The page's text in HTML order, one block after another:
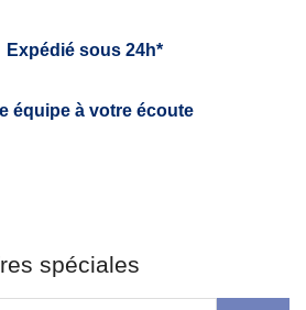
Expédié sous 24h*
équipe à votre écoute
spéciales